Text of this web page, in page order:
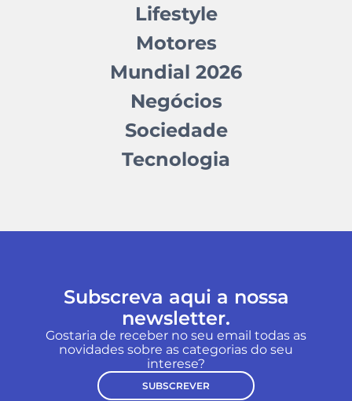
Lifestyle
Motores
Mundial 2026
Negócios
Sociedade
Tecnologia
Subscreva aqui a nossa
newsletter.
Gostaria de receber no seu email todas as
novidades sobre as categorias do seu
interese?
SUBSCREVER